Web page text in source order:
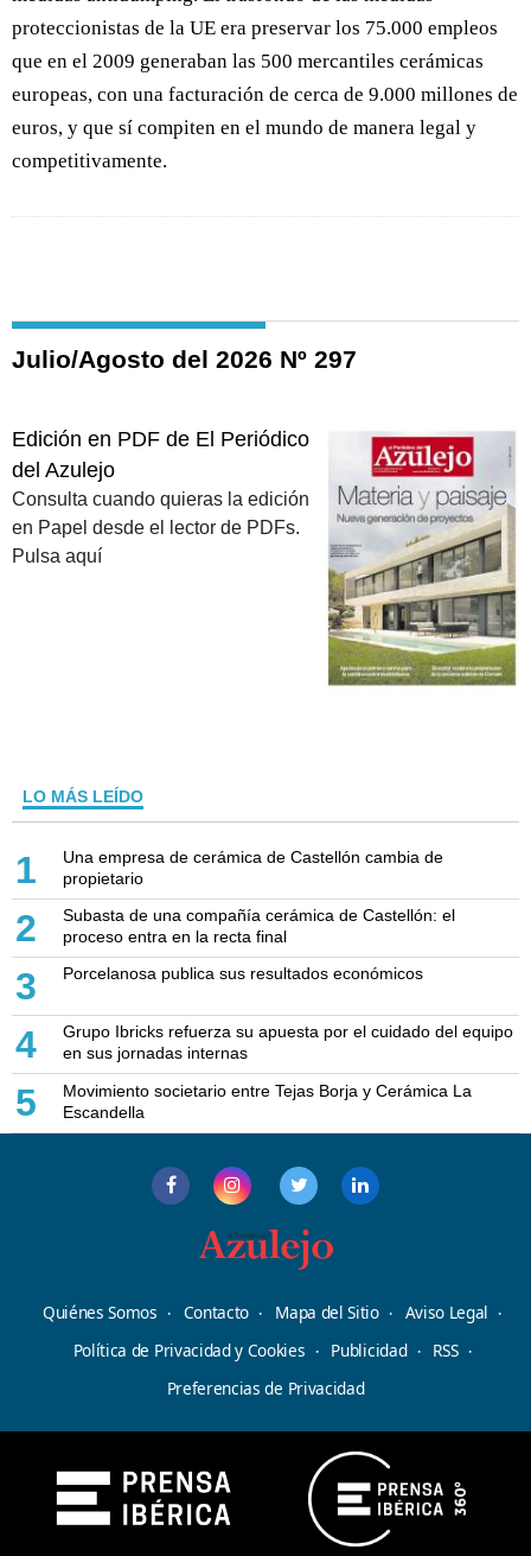
proteccionistas de la UE era preservar los 75.000 empleos
que en el 2009 generaban las 500 mercantiles cerámicas
europeas, con una facturación de cerca de 9.000 millones de
euros, y que sí compiten en el mundo de manera legal y
competitivamente.
Julio/Agosto del 2026 Nº 297
Edición en PDF de El Periódico
del Azulejo
Consulta cuando quieras la edición
en Papel desde el lector de PDFs.
Pulsa aquí
LO MÁS LEÍDO
1
Una empresa de cerámica de Castellón cambia de
propietario
2
Subasta de una compañía cerámica de Castellón: el
proceso entra en la recta final
3 Porcelanosa publica sus resultados económicos
4
Grupo Ibricks refuerza su apuesta por el cuidado del equipo
en sus jornadas internas
5
Movimiento societario entre Tejas Borja y Cerámica La
Escandella
Quiénes Somos Contacto Mapa del Sitio
Aviso Legal
Política de Privacidad y Cookies
Publicidad
RSS
Preferencias de Privacidad